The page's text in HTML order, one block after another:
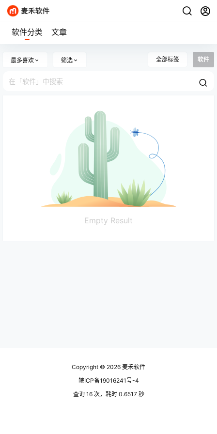
软件分类 文章
最多喜欢 筛选 全部标签 软件
Empty Result
Copyright © 2026 麦禾软件
皖ICP备19016241号-4
查询 16 次，耗时 0.6517 秒